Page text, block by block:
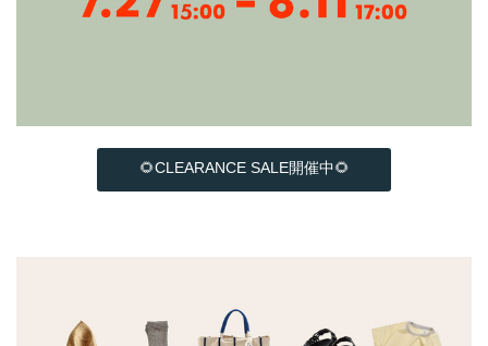
🌻CLEARANCE SALE開催中🌻